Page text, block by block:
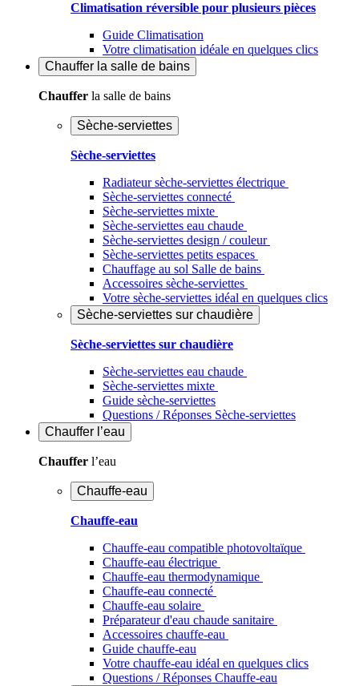
Climatisation réversible pour plusieurs pièces
Guide Climatisation
Votre climatisation idéale en quelques clics
Chauffer la salle de bains
Chauffer la salle de bains
Sèche-serviettes
Sèche-serviettes
Radiateur sèche-serviettes électrique
Sèche-serviettes connecté
Sèche-serviettes mixte
Sèche-serviettes eau chaude
Sèche-serviettes design / couleur
Sèche-serviettes petits espaces
Chauffage au sol Salle de bains
Accessoires sèche-serviettes
Votre sèche-serviettes idéal en quelques clics
Sèche-serviettes sur chaudière
Sèche-serviettes sur chaudière
Sèche-serviettes eau chaude
Sèche-serviettes mixte
Guide sèche-serviettes
Questions / Réponses Sèche-serviettes
Chauffer l’eau
Chauffer l’eau
Chauffe-eau
Chauffe-eau
Chauffe-eau compatible photovoltaïque
Chauffe-eau électrique
Chauffe-eau thermodynamique
Chauffe-eau connecté
Chauffe-eau solaire
Préparateur d'eau chaude sanitaire
Accessoires chauffe-eau
Guide chauffe-eau
Votre chauffe-eau idéal en quelques clics
Questions / Réponses Chauffe-eau